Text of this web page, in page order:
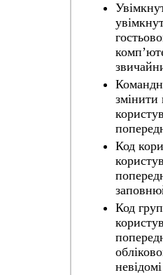
змінити
Код
Код